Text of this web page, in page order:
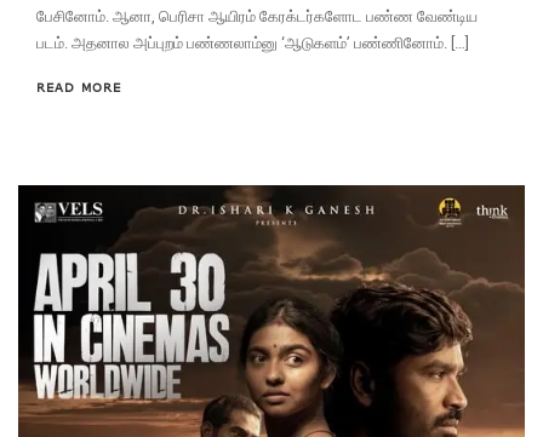
பேசினோம். ஆனா, பெரிசா ஆயிரம் கேரக்டர்களோட பண்ண வேண்டிய
படம். அதனால அப்புறம் பண்ணலாம்னு ‘ஆடுகளம்’ பண்ணினோம். […]
READ MORE